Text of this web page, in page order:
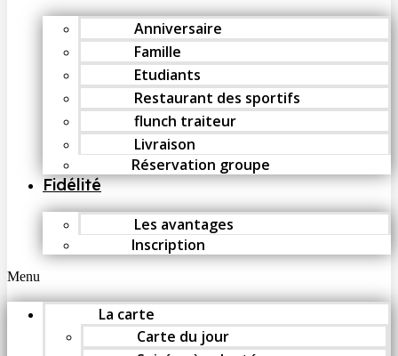
Anniversaire
Famille
Etudiants
Restaurant des sportifs
flunch traiteur
Livraison
Réservation groupe
Fidélité
Les avantages
Inscription
Menu
La carte
Carte du jour